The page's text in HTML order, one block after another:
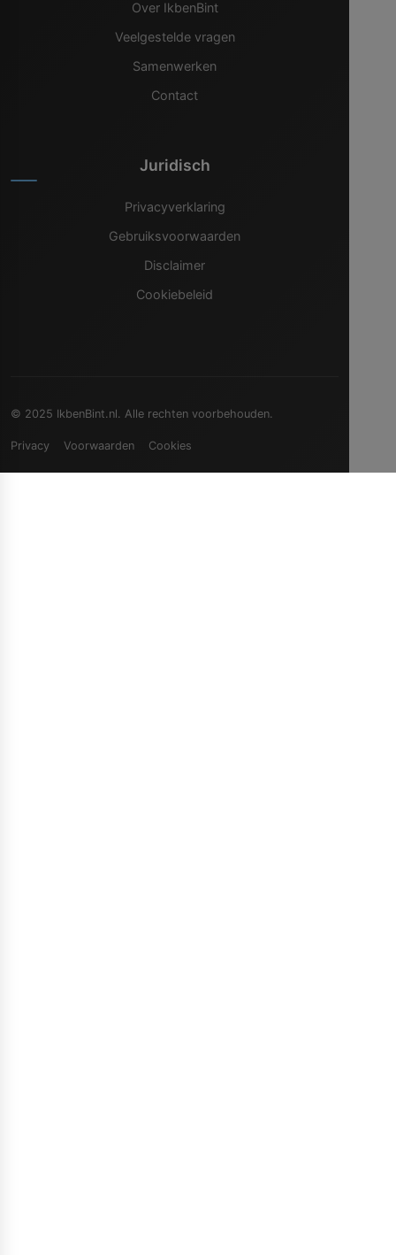
Over IkbenBint
Veelgestelde vragen
Samenwerken
Contact
Juridisch
Privacyverklaring
Gebruiksvoorwaarden
Disclaimer
Cookiebeleid
© 2025 IkbenBint.nl. Alle rechten voorbehouden.
Privacy Voorwaarden Cookies